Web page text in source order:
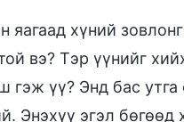
яагаад хүний
вэ? Тэр үүнийг
гэж үү? Энд бас
Энэхүү эгэл бөгөөд